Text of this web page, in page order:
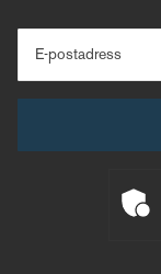
E-postadress